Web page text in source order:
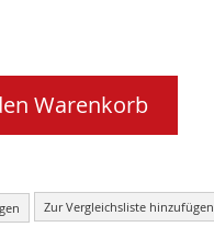
Warenkorb
Zur Vergleichsliste hinzufügen